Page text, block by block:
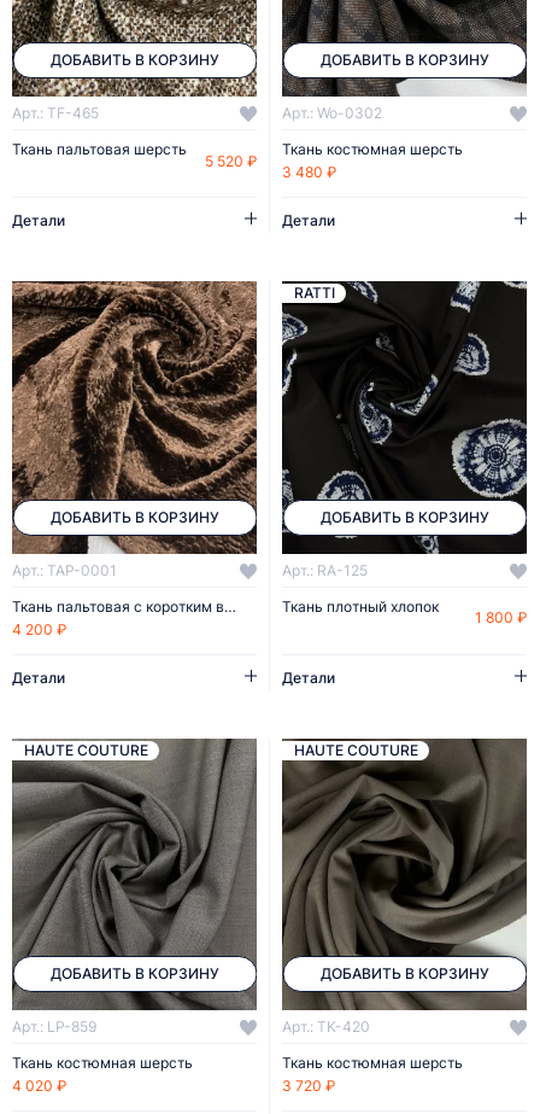
ДОБАВИТЬ В КОРЗИНУ
Арт.: TF-465
Ткань пальтовая шерсть
5 520 ₽
Детали
ДОБАВИТЬ В КОРЗИНУ
Арт.: Wo-0302
Ткань костюмная шерсть
3 480 ₽
Детали
ДОБАВИТЬ В КОРЗИНУ
Арт.: TAP-0001
Ткань пальтовая с коротким ворсом
4 200 ₽
Детали
ДОБАВИТЬ В КОРЗИНУ
RATTI
Арт.: RA-125
Ткань плотный хлопок
1 800 ₽
Детали
ДОБАВИТЬ В КОРЗИНУ
HAUTE COUTURE
Арт.: LP-859
Ткань костюмная шерсть
4 020 ₽
ДОБАВИТЬ В КОРЗИНУ
HAUTE COUTURE
Арт.: TK-420
Ткань костюмная шерсть
3 720 ₽